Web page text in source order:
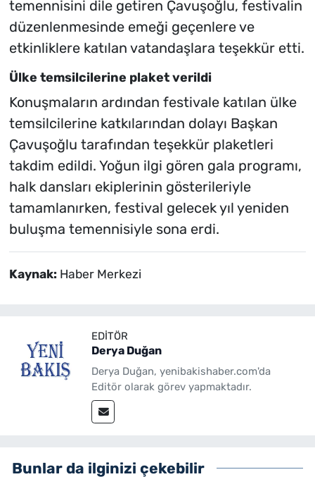
temennisini dile getiren Çavuşoğlu, festivalin
düzenlenmesinde emeği geçenlere ve
etkinliklere katılan vatandaşlara teşekkür etti.
Ülke temsilcilerine plaket verildi
Konuşmaların ardından festivale katılan ülke
temsilcilerine katkılarından dolayı Başkan
Çavuşoğlu tarafından teşekkür plaketleri
takdim edildi. Yoğun ilgi gören gala programı,
halk dansları ekiplerinin gösterileriyle
tamamlanırken, festival gelecek yıl yeniden
buluşma temennisiyle sona erdi.
Kaynak: Haber Merkezi
EDITÖR
Derya Duğan
Derya Duğan, yenibakishaber.com'da
Editör olarak görev yapmaktadır.
Bunlar da ilginizi çekebilir